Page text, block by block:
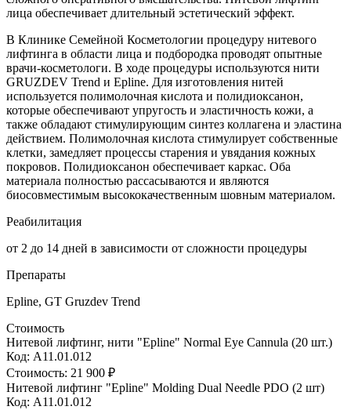
лица обеспечивает длительный эстетический эффект.
В Клинике Семейной Косметологии процедуру нитевого
лифтинга в области лица и подбородка проводят опытные
врачи-косметологи. В ходе процедуры используются нити
GRUZDEV Trend и Epline. Для изготовления нитей
используется полимолочная кислота и полидиоксанон,
которые обеспечивают упругость и эластичность кожи, а
также обладают стимулирующим синтез коллагена и эластина
действием. Полимолочная кислота стимулирует собственные
клетки, замедляет процессы старения и увядания кожных
покровов. Полидиоксанон обеспечивает каркас. Оба
материала полностью рассасываются и являются
биосовместимым высококачественным шовным материалом.
Реабилитация
от 2 до 14 дней в зависимости от сложности процедуры
Препараты
Epline, GT Gruzdev Trend
Стоимость
Нитевой лифтинг, нити "Epline" Normal Eye Cannula (20 шт.)
Код: А11.01.012
Стоимость: 21 900 ₽
Нитевой лифтинг "Epline" Molding Dual Needle PDO (2 шт)
Код: А11.01.012